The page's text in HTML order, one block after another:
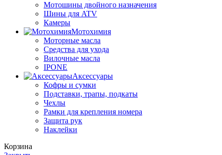
Мотошины двойного назначения
Шины для ATV
Камеры
Мотохимия
Моторные масла
Средства для ухода
Вилочные масла
IPONE
Аксессуары
Кофры и сумки
Подставки, трапы, подкаты
Чехлы
Рамки для крепления номера
Защита рук
Наклейки
Корзина